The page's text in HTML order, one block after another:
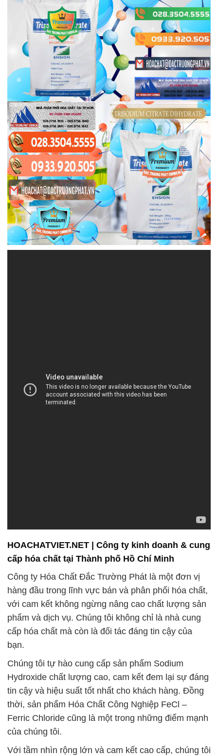
HOACHATVIET.NET | Công ty kinh doanh & cung
cấp hóa chất tại Thành phố Hồ Chí Minh
Công ty Hóa Chất Đắc Trường Phát là một đơn vị
hàng đầu trong lĩnh vực bán và phân phối hóa chất,
với cam kết không ngừng nâng cao chất lượng sản
phẩm và dịch vụ. Chúng tôi không chỉ là nhà cung
cấp hóa chất mà còn là đối tác đáng tin cậy của
bạn.
Chúng tôi tự hào cung cấp sản phẩm Sodium
Hydroxide chất lượng cao, cam kết đem lại sự đáng
tin cậy và hiệu suất tốt nhất cho khách hàng. Đồng
thời, sản phẩm Hóa Chất Công Nghiệp FeCl –
Ferric Chloride cũng là một trong những điểm mạnh
của chúng tôi.
Với tầm nhìn rộng lớn và cam kết cao cấp, chúng tôi